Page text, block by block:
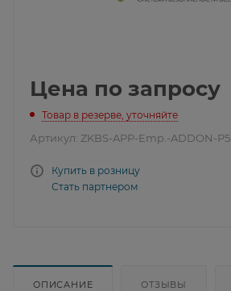
Цена по запросу
Товар в резерве, уточняйте
Артикул: ZKBS-APP-Emp.-ADDON-P5
Купить в розницу
Стать партнером
ОПИСАНИЕ ОТЗЫВЫ